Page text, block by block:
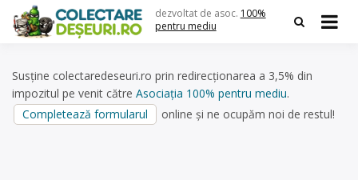
content
dezvoltat de asoc. 100%
pentru mediu
Susține colectaredeseuri.ro prin redirecționarea a 3,5% din
impozitul pe venit către Asociația 100% pentru mediu.
Completează formularul
online și ne ocupăm noi de restul!